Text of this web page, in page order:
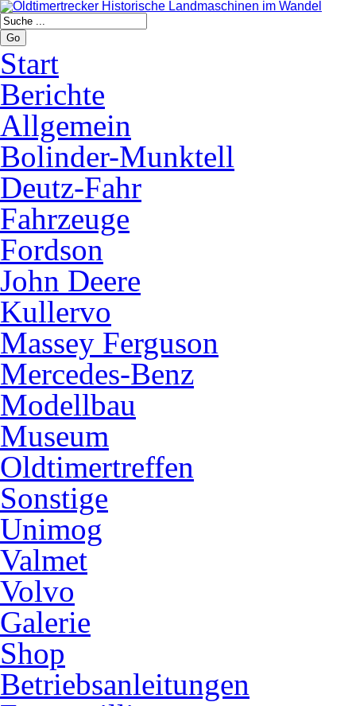
Go
Start
Berichte
Allgemein
Bolinder-Munktell
Deutz-Fahr
Fahrzeuge
Fordson
John Deere
Kullervo
Massey Ferguson
Mercedes-Benz
Modellbau
Museum
Oldtimertreffen
Sonstige
Unimog
Valmet
Volvo
Galerie
Shop
Betriebsanleitungen